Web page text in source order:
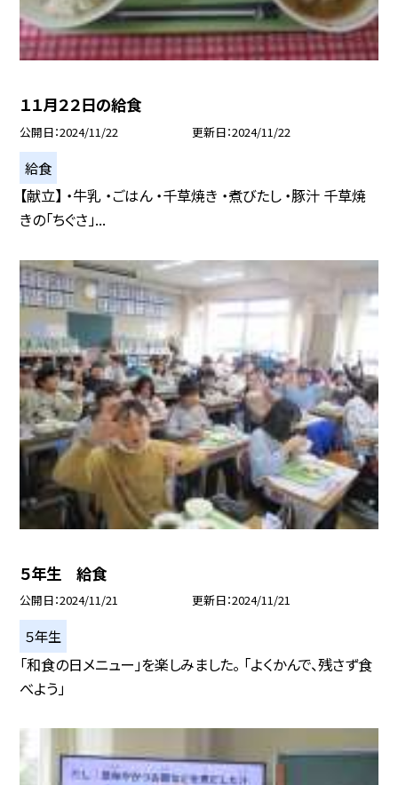
１１月２２日の給食
公開日 2024/11/22 更新日 2024/11/22
給食
【献立】 ・牛乳 ・ごはん ・千草焼き ・煮びたし ・豚汁 千草焼
きの「ちぐさ」...
５年生 給食
公開日 2024/11/21 更新日 2024/11/21
５年生
「和食の日メニュー」を楽しみました。 「よくかんで、残さず食
べよう」